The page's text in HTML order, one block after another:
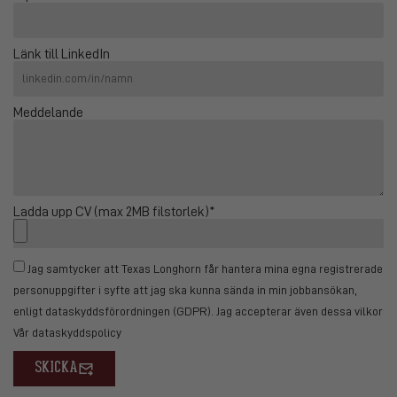
Länk till LinkedIn
Meddelande
Ladda upp CV (max 2MB filstorlek)*
Jag samtycker att Texas Longhorn får hantera mina egna registrerade
personuppgifter i syfte att jag ska kunna sända in min jobbansökan,
enligt dataskyddsförordningen (GDPR). Jag accepterar även dessa vilkor
Vår dataskyddspolicy
SKICKA